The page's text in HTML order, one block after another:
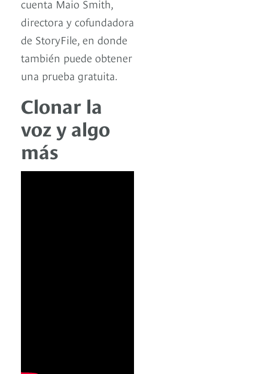
cuenta Maio Smith,
directora y cofundadora
de StoryFile, en donde
también puede obtener
una prueba gratuita.
Clonar la
voz y algo
más